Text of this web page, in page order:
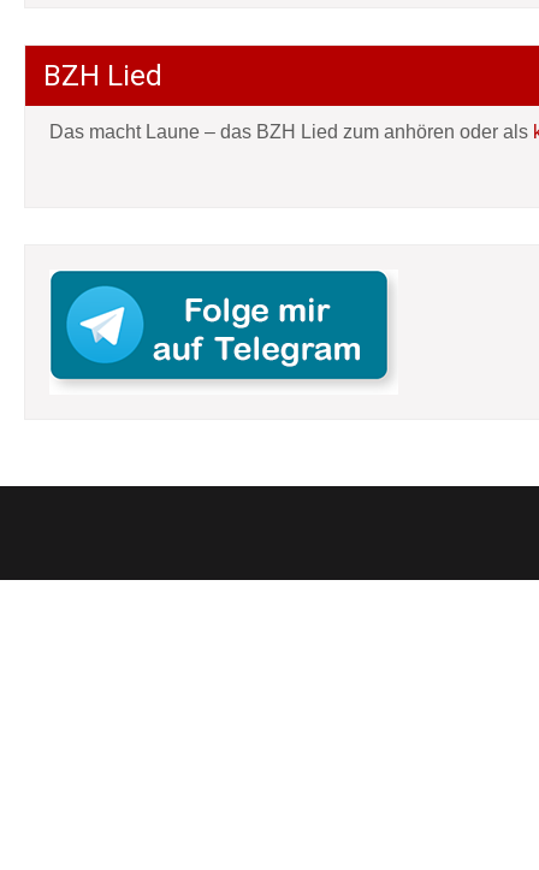
BZH Lied
Das macht Laune – das BZH Lied zum anhören oder als